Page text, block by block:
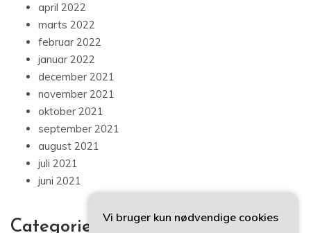
april 2022
marts 2022
februar 2022
januar 2022
december 2021
november 2021
oktober 2021
september 2021
august 2021
juli 2021
juni 2021
Categories
Vi bruger kun nødvendige cookies